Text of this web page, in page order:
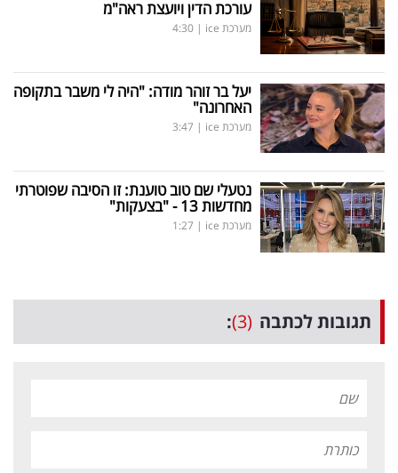
עורכת הדין ויועצת ראה"מ
מערכת ice |
4:30
יעל בר זוהר מודה: "היה לי משבר בתקופה
האחרונה"
מערכת ice |
3:47
נטעלי שם טוב טוענת: זו הסיבה שפוטרתי
מחדשות 13 - "בצעקות"
מערכת ice |
1:27
תגובות לכתבה (3)
: